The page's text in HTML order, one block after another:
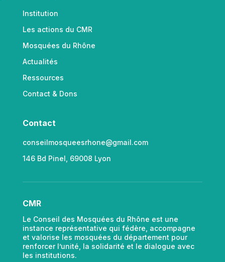
Institution
Les actions du CMR
Mosquées du Rhône
Actualités
Ressources
Contact & Dons
Contact
conseilmosqueesrhone@gmail.com
146 Bd Pinel, 69008 Lyon
CMR
Le Conseil des Mosquées du Rhône est une
instance représentative qui fédère, accompagne
et valorise les mosquées du département pour
renforcer l’unité, la solidarité et le dialogue avec
les institutions.